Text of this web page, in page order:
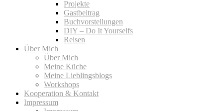
Projekte
Gastbeitrag
Buchvorstellungen
DIY – Do It Yourselfs
Reisen
Über Mich
Über Mich
Meine Küche
Meine Lieblingsblogs
Workshops
Kooperation & Kontakt
Impressum